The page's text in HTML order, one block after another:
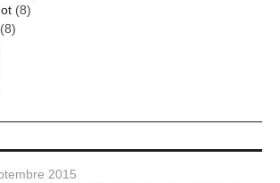
(8)
(8)
2015